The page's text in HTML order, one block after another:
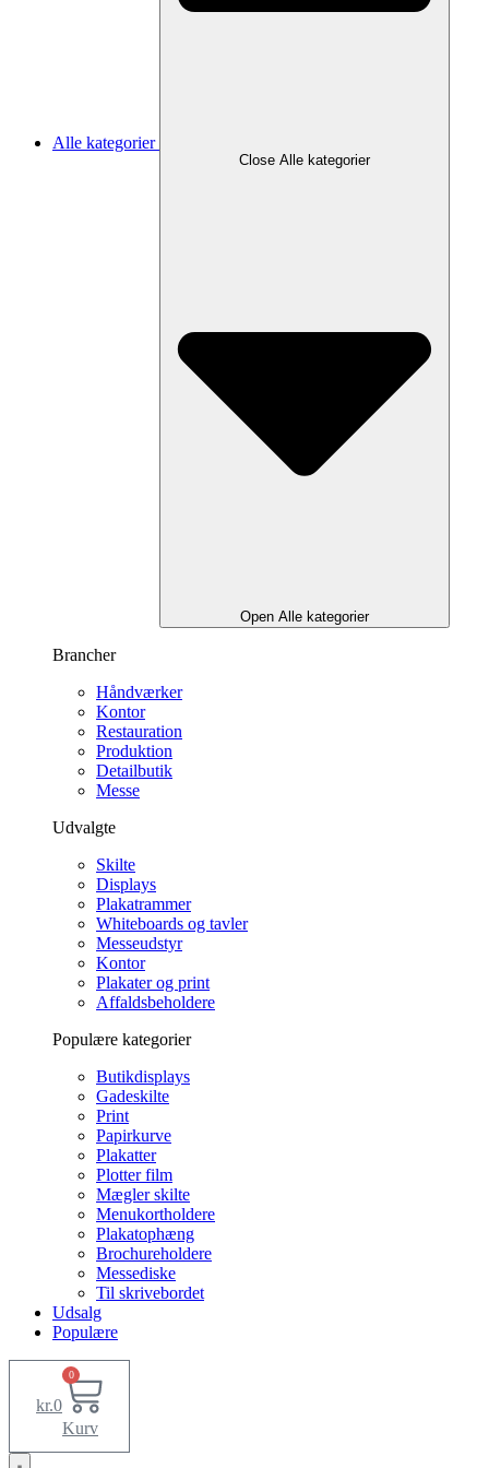
Alle kategorier
Close Alle kategorier
Open Alle kategorier
Brancher
Håndværker
Kontor
Restauration
Produktion
Detailbutik
Messe
Udvalgte
Skilte
Displays
Plakatrammer
Whiteboards og tavler
Messeudstyr
Kontor
Plakater og print
Affaldsbeholdere
Populære kategorier
Butikdisplays
Gadeskilte
Print
Papirkurve
Plakatter
Plotter film
Mægler skilte
Menukortholdere
Plakatophæng
Brochureholdere
Messediske
Til skrivebordet
Udsalg
Populære
kr.0
0
Kurv